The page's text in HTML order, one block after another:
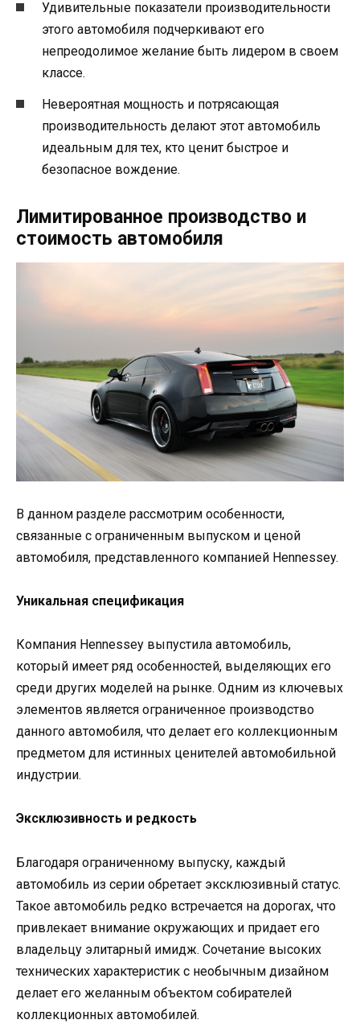
Удивительные показатели производительности
этого автомобиля подчеркивают его
непреодолимое желание быть лидером в своем
классе.
Невероятная мощность и потрясающая
производительность делают этот автомобиль
идеальным для тех, кто ценит быстрое и
безопасное вождение.
Лимитированное производство и
стоимость автомобиля
В данном разделе рассмотрим особенности,
связанные с ограниченным выпуском и ценой
автомобиля, представленного компанией Hennessey.
Уникальная спецификация
Компания Hennessey выпустила автомобиль,
который имеет ряд особенностей, выделяющих его
среди других моделей на рынке. Одним из ключевых
элементов является ограниченное производство
данного автомобиля, что делает его коллекционным
предметом для истинных ценителей автомобильной
индустрии.
Эксклюзивность и редкость
Благодаря ограниченному выпуску, каждый
автомобиль из серии обретает эксклюзивный статус.
Такое автомобиль редко встречается на дорогах, что
привлекает внимание окружающих и придает его
владельцу элитарный имидж. Сочетание высоких
технических характеристик с необычным дизайном
делает его желанным объектом собирателей
коллекционных автомобилей.